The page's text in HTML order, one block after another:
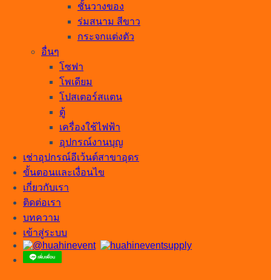
ชั้นวางของ
ร่มสนาม สีขาว
กระจกแต่งตัว
อื่นๆ
โซฟา
โพเดียม
โปสเตอร์สแตน
ตู้
เครื่องใช้ไฟฟ้า
อุปกรณ์งานบุญ
เช่าอุปกรณ์อีเว้นต์สาขาอุดร
ขั้นตอนและเงื่อนไข
เกี่ยวกับเรา
ติดต่อเรา
บทความ
เข้าสู่ระบบ